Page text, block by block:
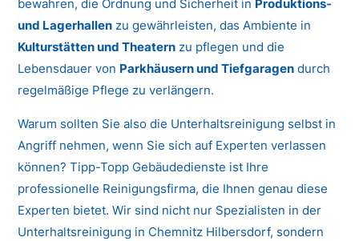
bewahren, die Ordnung und Sicherheit in Produktions-
und Lagerhallen zu gewährleisten, das Ambiente in
Kulturstätten und Theatern zu pflegen und die
Lebensdauer von Parkhäusern und Tiefgaragen durch
regelmäßige Pflege zu verlängern.
Warum sollten Sie also die Unterhaltsreinigung selbst in
Angriff nehmen, wenn Sie sich auf Experten verlassen
können? Tipp-Topp Gebäudedienste ist Ihre
professionelle Reinigungsfirma, die Ihnen genau diese
Experten bietet. Wir sind nicht nur Spezialisten in der
Unterhaltsreinigung in Chemnitz Hilbersdorf, sondern